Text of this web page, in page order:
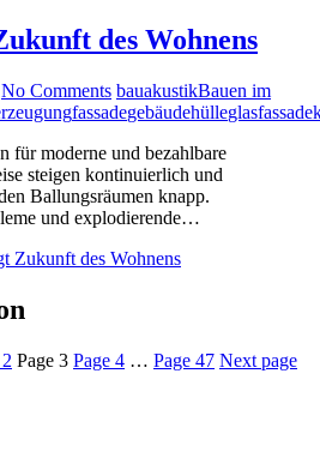
des Wohnens
No Comments bauakustikBauen im
fassadegebäudehülleglasfassade
für moderne und bezahlbare
steigen kontinuierlich und
Ballungsräumen knapp.
und explodierende…
Zukunft des Wohnens
2 Page 3 Page 4 … Page 47 Next page